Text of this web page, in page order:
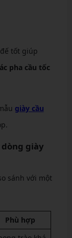
tốt giúp
pha cầu tốc
giày cầu
dòng giày
sánh với một
Phù hợp